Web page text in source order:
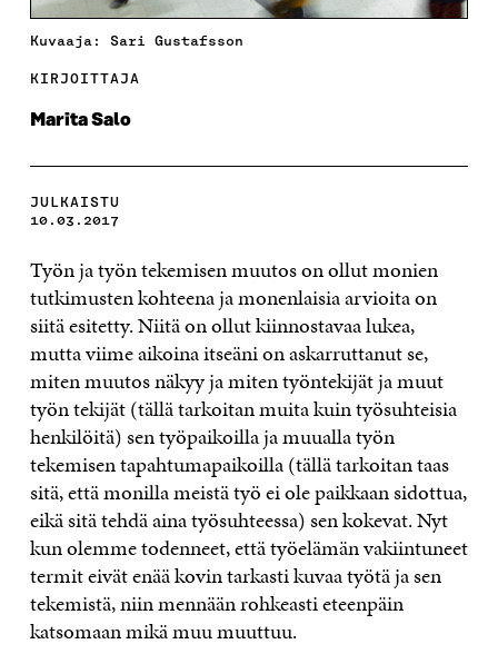
Kuvaaja: Sari Gustafsson
KIRJOITTAJA
Marita Salo
JULKAISTU
10.03.2017
Työn ja työn tekemisen muutos on ollut monien
tutkimusten kohteena ja monenlaisia arvioita on
siitä esitetty. Niitä on ollut kiinnostavaa lukea,
mutta viime aikoina itseäni on askarruttanut se,
miten muutos näkyy ja miten työntekijät ja muut
työn tekijät (tällä tarkoitan muita kuin työsuhteisia
henkilöitä) sen työpaikoilla ja muualla työn
tekemisen tapahtumapaikoilla (tällä tarkoitan taas
sitä, että monilla meistä työ ei ole paikkaan sidottua,
eikä sitä tehdä aina työsuhteessa) sen kokevat. Nyt
kun olemme todenneet, että työelämän vakiintuneet
termit eivät enää kovin tarkasti kuvaa työtä ja sen
tekemistä, niin mennään rohkeasti eteenpäin
katsomaan mikä muu muuttuu.